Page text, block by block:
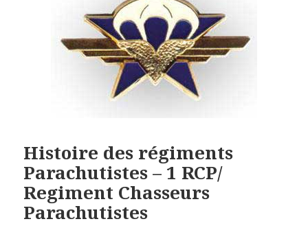
Histoire des régiments
Parachutistes – 1 RCP/
Regiment Chasseurs
Parachutistes